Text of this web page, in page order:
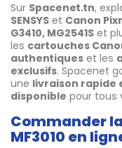
Sur Spacenet.tn,
SENSYS et Canon
G3410, MG2541S et
les cartouches
authentiques et les
exclusifs. Spacenet
une livraison rapide
disponible pour tous
Commander
MF3010 en